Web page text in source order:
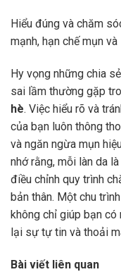
Hiểu đúng và chăm
mạnh, hạn chế mụn
Hy vọng những chia
sai lầm thường gặp
hè. Việc hiểu rõ và
của bạn luôn thông
và ngăn ngừa mụn
nhớ rằng, mỗi làn da
điều chỉnh quy trình
bản thân. Một chu
không chỉ giúp bạn có
lại sự tự tin và thoải
Bài viết liên quan